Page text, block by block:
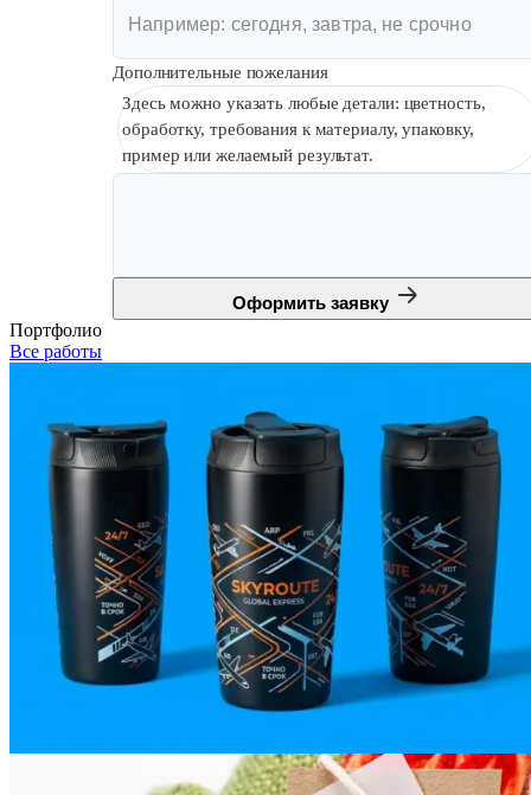
Дополнительные пожелания
Здесь можно указать любые детали: цветность,
обработку, требования к материалу, упаковку,
пример или желаемый результат.
Оформить заявку
Портфолио
Все работы